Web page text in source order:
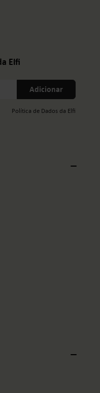
Elfi
Adicionar
Política de Dados da Elfi